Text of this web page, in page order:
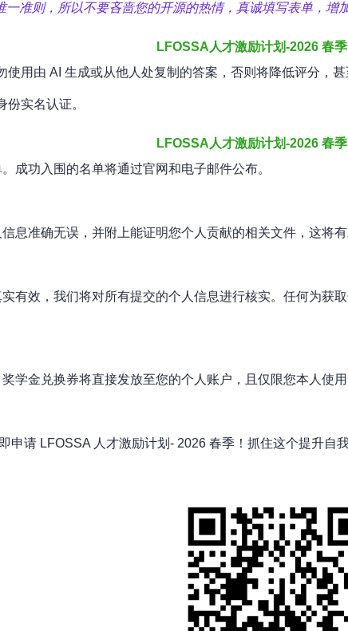
准则，所以不要吝啬您的开源的热情，真诚填写表单，增
LFOSSA人才激励计划-2026 春
使用由 AI 生成或从他人处复制的答案，否则将降低评分，
实名认证。
LFOSSA人才激励计划-2026 春
成功入围的名单将通过官网和电子邮件公布。
息准确无误，并附上能证明您个人贡献的相关文件，这将有
有效，我们将对所有提交的个人信息进行核实。任何为获
学金兑换券将直接发放至您的个人账户，且仅限您本人使
申请 LFOSSA 人才激励计划- 2026 春季！抓住这个提升自